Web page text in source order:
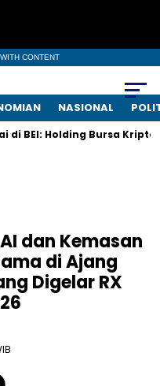
CONTENT
NASIONAL
BEI: Holding Bursa Kripto
dan Kemasan
di Ajang
Digelar RX